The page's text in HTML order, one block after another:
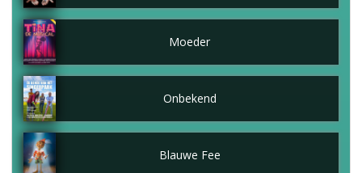
Moeder
Onbekend
Blauwe Fee